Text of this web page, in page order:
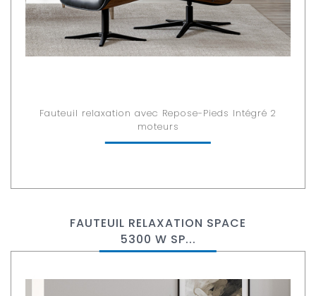
Fauteuil relaxation avec Repose-Pieds Intégré 2
moteurs
FAUTEUIL RELAXATION SPACE
5300 W SP...